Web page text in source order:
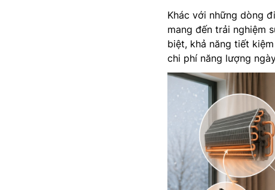
Khác với những dòng
mang đến trải nghiệm
biệt, khả năng tiết
chi phí năng lượng